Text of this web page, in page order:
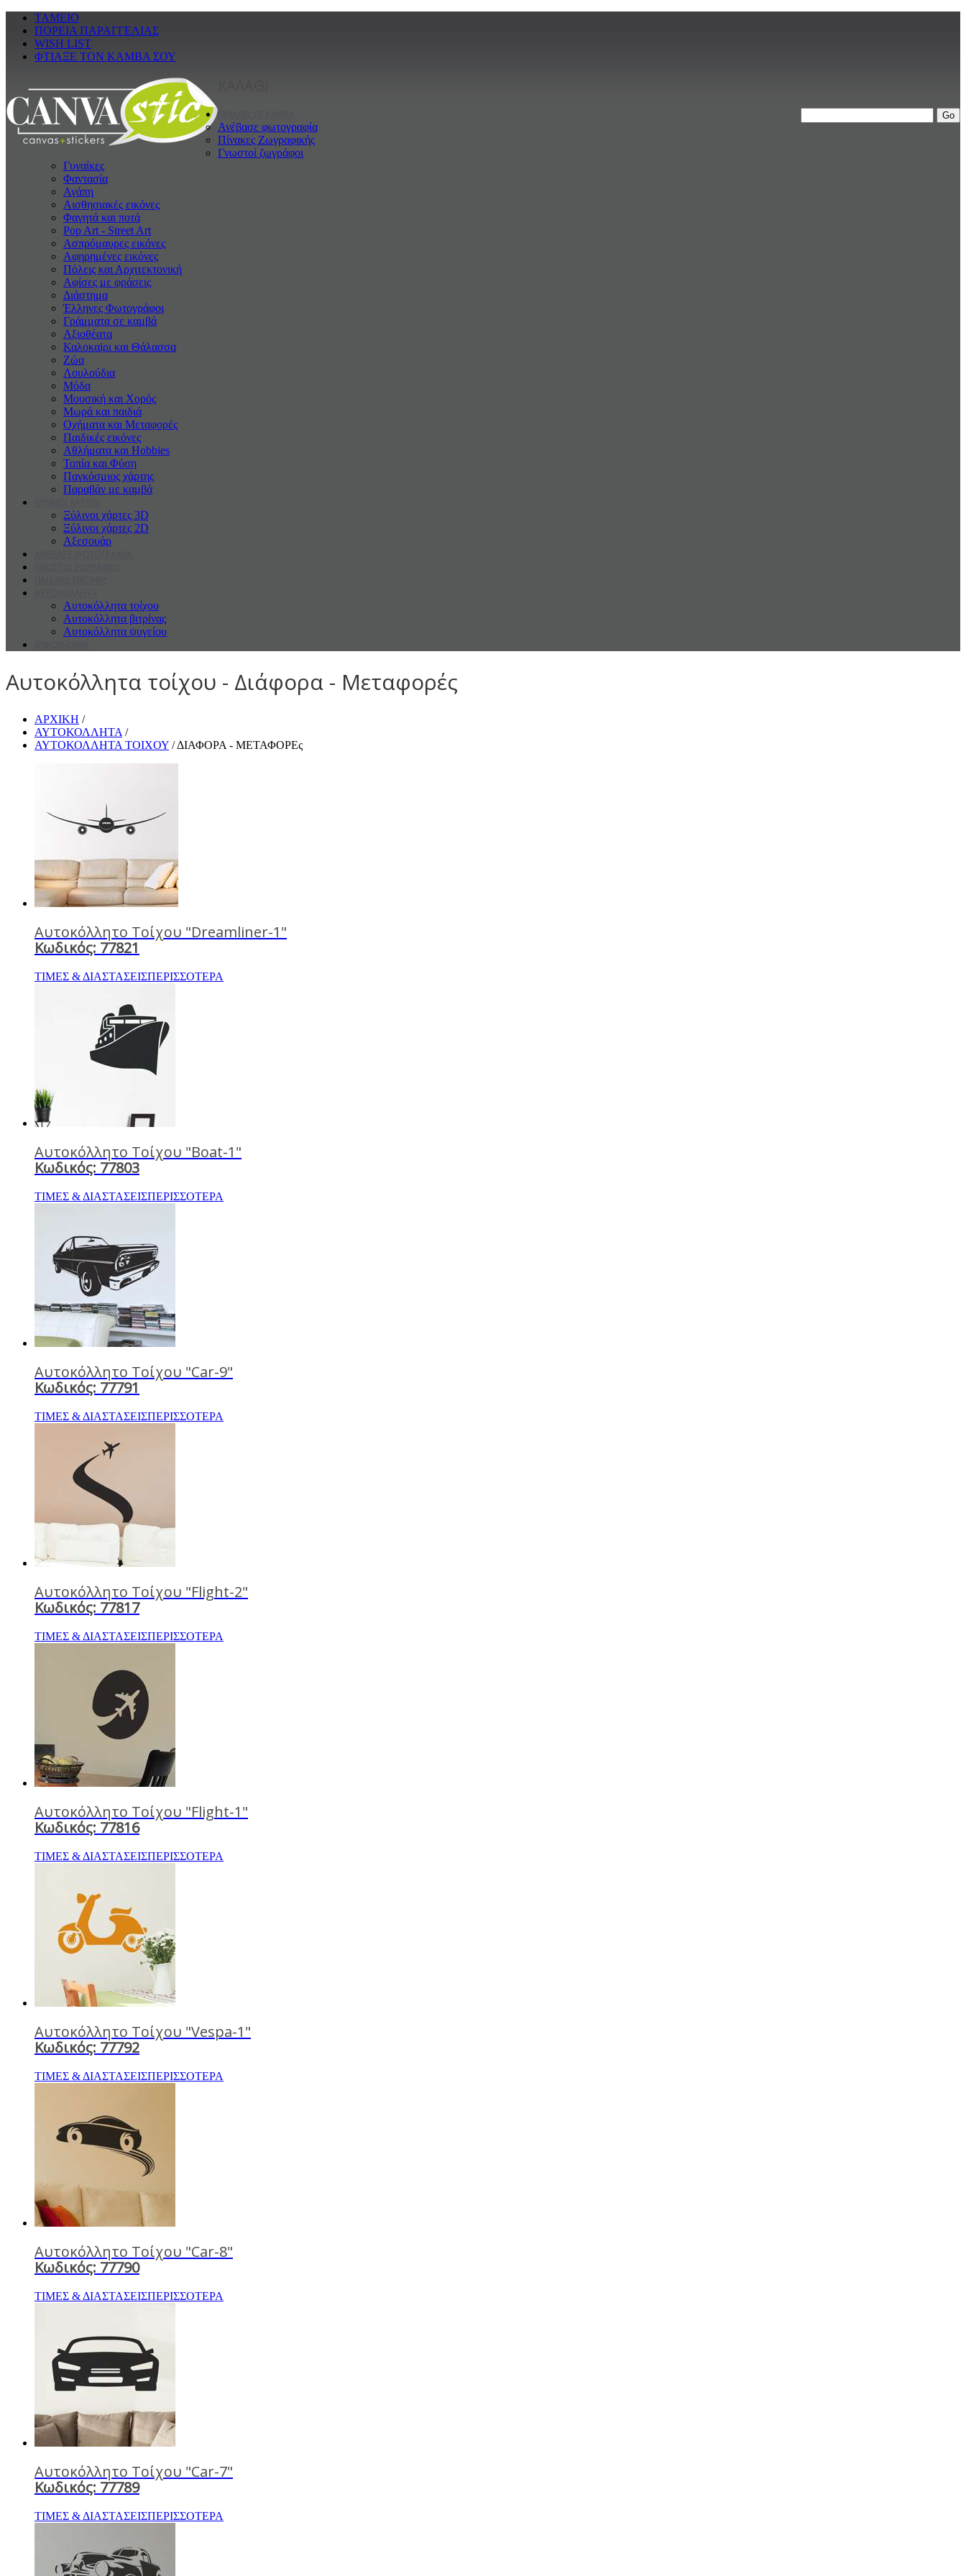
ΤΑΜΕΙΟ
ΠΟΡΕΙΑ ΠΑΡΑΓΓΕΛΙΑΣ
WISH LIST
ΦΤΙΑΞΕ ΤΟΝ ΚΑΜΒΑ ΣΟΥ
Ανέβασε φωτογραφία
Πίνακες Ζωγραφικής
Γνωστοί ζωγράφοι
Γυναίκες
Φαντασία
Αγάπη
Αισθησιακές εικόνες
Φαγητά και ποτά
Pop Art - Street Art
Ασπρόμαυρες εικόνες
Αφηρημένες εικόνες
Πόλεις και Αρχιτεκτονική
Αφίσες με φράσεις
Διάστημα
Έλληνες Φωτογράφοι
Γράμματα σε καμβά
Αξιοθέατα
Καλοκαiρι και Θάλασσα
Ζώα
Λουλούδια
Μόδα
Μουσική και Χορός
Μωρά και παιδιά
Οχήματα και Μεταφορές
Παιδικές εικόνες
Αθλήματα και Hobbies
Τοπία και Φύση
Παγκόσμιος χάρτης
Παραβάν με καμβά
Ξύλινοι χάρτες 3D
Ξύλινοι χάρτες 2D
Αξεσουάρ
Αυτοκόλλητα τοίχου
Αυτοκόλλητα βιτρίνας
Αυτοκόλλητα ψυγείου
Αυτοκόλλητα τοίχου - Διάφορα - Μεταφορές
ΑΡΧΙΚΗ /
ΑΥΤΟΚΟΛΛΗΤΑ /
ΑΥΤΟΚΟΛΛΗΤΑ ΤΟΙΧΟΥ / ΔΙΑΦΟΡΑ - ΜΕΤΑΦΟΡΕς
Αυτοκόλλητο Τοίχου "Dreamliner-1"
Κωδικός: 77821
ΤΙΜΕΣ & ΔΙΑΣΤΑΣΕΙΣΠΕΡΙΣΣΟΤΕΡΑ
Αυτοκόλλητο Τοίχου "Boat-1"
Κωδικός: 77803
ΤΙΜΕΣ & ΔΙΑΣΤΑΣΕΙΣΠΕΡΙΣΣΟΤΕΡΑ
Αυτοκόλλητο Τοίχου "Car-9"
Κωδικός: 77791
ΤΙΜΕΣ & ΔΙΑΣΤΑΣΕΙΣΠΕΡΙΣΣΟΤΕΡΑ
Αυτοκόλλητο Τοίχου "Flight-2"
Κωδικός: 77817
ΤΙΜΕΣ & ΔΙΑΣΤΑΣΕΙΣΠΕΡΙΣΣΟΤΕΡΑ
Αυτοκόλλητο Τοίχου "Flight-1"
Κωδικός: 77816
ΤΙΜΕΣ & ΔΙΑΣΤΑΣΕΙΣΠΕΡΙΣΣΟΤΕΡΑ
Αυτοκόλλητο Τοίχου "Vespa-1"
Κωδικός: 77792
ΤΙΜΕΣ & ΔΙΑΣΤΑΣΕΙΣΠΕΡΙΣΣΟΤΕΡΑ
Αυτοκόλλητο Τοίχου "Car-8"
Κωδικός: 77790
ΤΙΜΕΣ & ΔΙΑΣΤΑΣΕΙΣΠΕΡΙΣΣΟΤΕΡΑ
Αυτοκόλλητο Τοίχου "Car-7"
Κωδικός: 77789
ΤΙΜΕΣ & ΔΙΑΣΤΑΣΕΙΣΠΕΡΙΣΣΟΤΕΡΑ